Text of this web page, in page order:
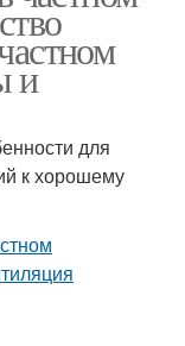
и
для
к хорошему